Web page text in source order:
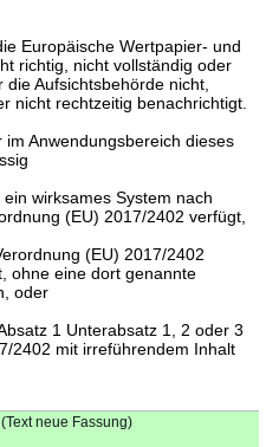
Europäische Wertpapier- und
richtig, nicht vollständig oder
Aufsichtsbehörde nicht,
nicht rechtzeitig benachrichtigt.
Anwendungsbereich dieses
wirksames System nach
(EU) 2017/2402 verfügt,
(EU) 2017/2402
ohne eine dort genannte
oder
1 Unterabsatz 1, 2 oder 3
2402 mit irreführendem Inhalt
(Text neue Fassung)